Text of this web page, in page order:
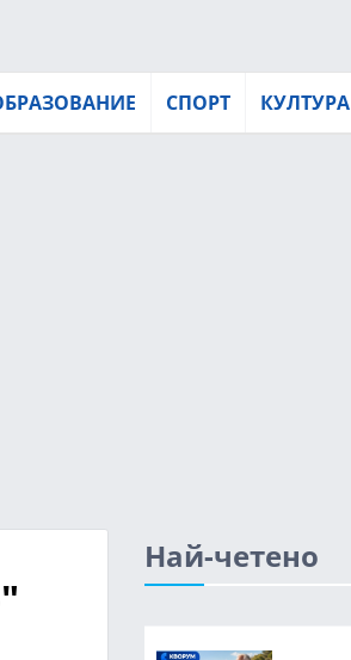
СПОРТ КУЛТУРА
Най-четено